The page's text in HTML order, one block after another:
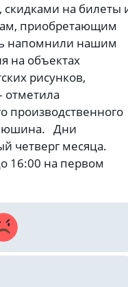
скидками на билеты
приобретающим
напомнили нашим
на объектах
рисунков,
отметила
производственного
Дни
четверг месяца.
16:00 на первом